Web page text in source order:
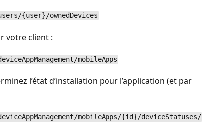
{user}/ownedDevices
votre client :
mobileApps
l’état d’installation pour l’application (et par
mobileApps/{id}/deviceStatuses/